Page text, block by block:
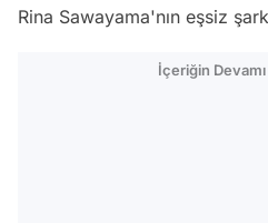
Rina Sawayama'nın eşsiz
İçeriğin Devamı